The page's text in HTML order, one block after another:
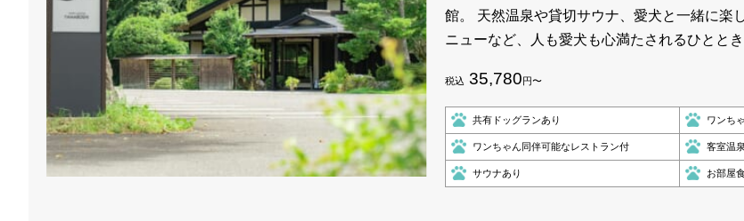
館。 天然温泉や貸切サウナ、愛犬と一緒に楽
ニューなど、人も愛犬も心満たされるひとと
税込 35,780円〜
共有ドッグランあり ワンち
ワンちゃん同伴可能なレストラン付 客室温
サウナあり お部屋